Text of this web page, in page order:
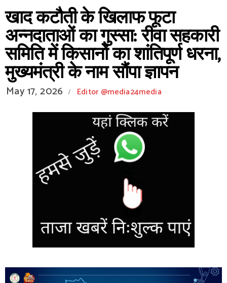
​खाद कटौती के खिलाफ फूटा
अन्नदाताओं का गुस्सा: रीवा सहकारी
समिति में किसानों का शांतिपूर्ण धरना,
मुख्यमंत्री के नाम सौंपा ज्ञापन
May 17, 2026 / Editor @media24media